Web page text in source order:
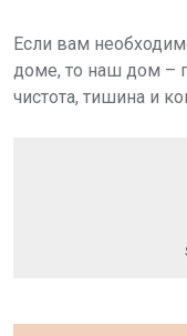
Если вам
доме, то наш дом –
чистота, тишина и